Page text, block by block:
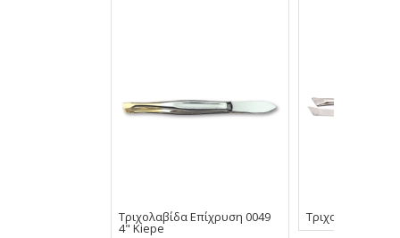
Τριχολαβίδα Επίχρυση 0049
4" Kiepe
Τριχολαβίδα